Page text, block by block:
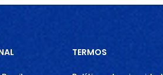
TERMOS